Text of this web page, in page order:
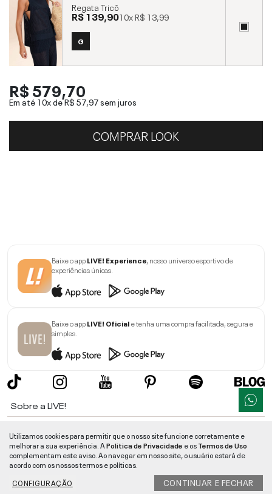
Regata Tricô
R$ 139,9010xR$ 13,99
G
R$ 579,70
Em até 10x deR$ 57,97sem juros
COMPRAR LOOK
Baixe o appLIVE! Experience, nosso universo esportivo de
experiências únicas.
Baixe o appLIVE! Oficiale tenha uma compra facilitada, segura e
simples.
Sobre a LIVE!
Informações
Utilizamos cookies para permitir que o nosso site funcione corretamente e
melhorar a sua experiência. APolitica de Privacidade e osTermos de Uso
complementam este aviso. Ao navegar em nosso site, o usuário estará de
acordo com os nossos termos e políticas.
CONFIGURAÇÃO
CONTINUAR E FECHAR